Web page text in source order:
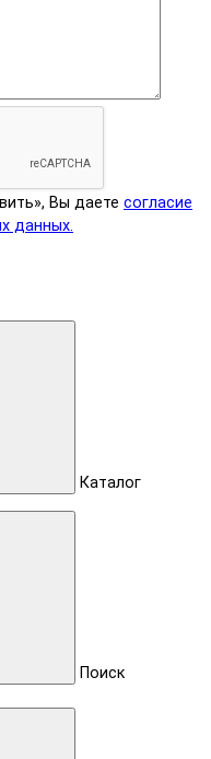
Вы даете согласие
данных.
Каталог
Поиск